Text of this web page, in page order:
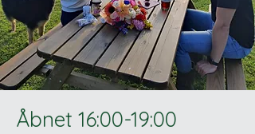
Åbnet 16:00-19:00